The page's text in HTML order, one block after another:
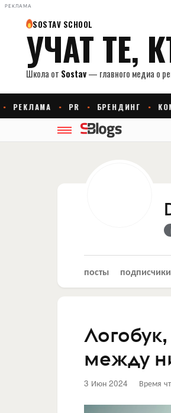
РЕКЛАМА
посты подписчики
между
3 Июн 2024 Время